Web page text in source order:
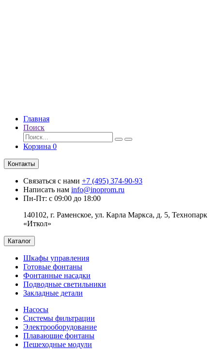
Главная
Поиск
Корзина 0
Контакты
Связаться с нами +7 (495) 374-90-93
Написать нам info@inoprom.ru
Пн-Пт: с 09:00 до 18:00
140102, г. Раменское, ул. Карла Маркса, д. 5, Технопарк
«Иткол»
Каталог
Шкафы управления
Готовые фонтаны
Фонтанные насадки
Подводные светильники
Закладные детали
Насосы
Системы фильтрации
Электрооборудование
Плавающие фонтаны
Пешеходные модули